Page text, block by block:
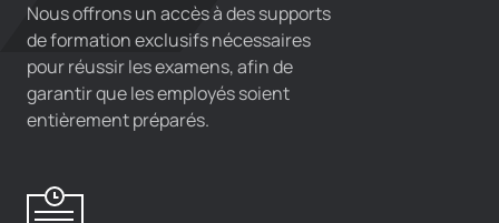
Nous offrons un accès à des supports
de formation exclusifs nécessaires
pour réussir les examens, afin de
garantir que les employés soient
entièrement préparés.